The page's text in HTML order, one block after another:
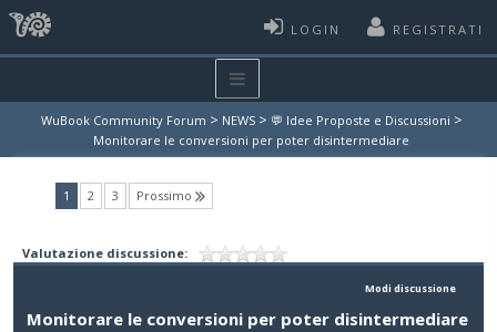
LOGIN REGISTRATI
WuBook Community Forum > NEWS > 💬 Idee Proposte e Discussioni >
Monitorare le conversioni per poter disintermediare
1 (current)
2 3 Prossimo
Valutazione discussione:
Modi discussione
Monitorare le conversioni per poter disintermediare